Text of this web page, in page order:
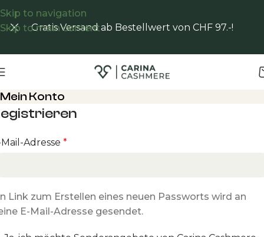
Skip to navigation
Skip to main content
Gratis Versand ab Bestellwert von CHF 97.-!
Mein Konto
Adresse *
Link zum Erstellen eines neuen Passworts wird an
E-Mail-Adresse gesendet.